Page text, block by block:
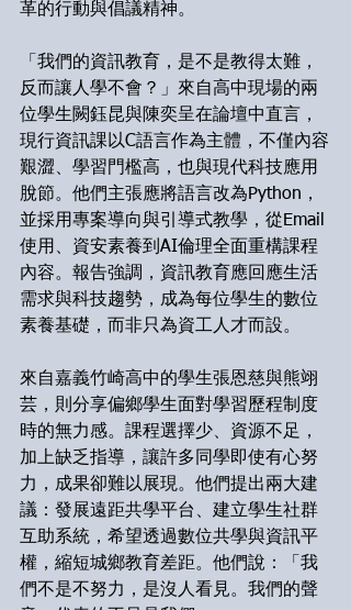
革的行動與倡議精神。
「我們的資訊教育，是不是教得太難，
反而讓人學不會？」來自高中現場的兩
位學生闕鈺昆與陳奕呈在論壇中直言，
現行資訊課以C語言作為主體，不僅內容
艱澀、學習門檻高，也與現代科技應用
脫節。他們主張應將語言改為Python，
並採用專案導向與引導式教學，從Email
使用、資安素養到AI倫理全面重構課程
內容。報告強調，資訊教育應回應生活
需求與科技趨勢，成為每位學生的數位
素養基礎，而非只為資工人才而設。
來自嘉義竹崎高中的學生張恩慈與熊翊
芸，則分享偏鄉學生面對學習歷程制度
時的無力感。課程選擇少、資源不足，
加上缺乏指導，讓許多同學即使有心努
力，成果卻難以展現。他們提出兩大建
議：發展遠距共學平台、建立學生社群
互助系統，希望透過數位共學與資訊平
權，縮短城鄉教育差距。他們說：「我
們不是不努力，是沒人看見。我們的聲